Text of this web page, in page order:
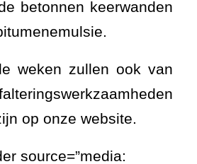
betonnen keerwanden
weken zullen ook van
op onze website.
source=”media: